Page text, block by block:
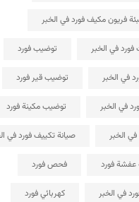
فريون مكيف فورد في الخبر
فورد في الخبر توضيب فورد
في الخبر توضيب قير فورد
في الخبر توضيب مكينة فورد
الخبر صيانة تكييف فورد في
عفشة فورد فحص فورد
في الخبر كهربائي فورد